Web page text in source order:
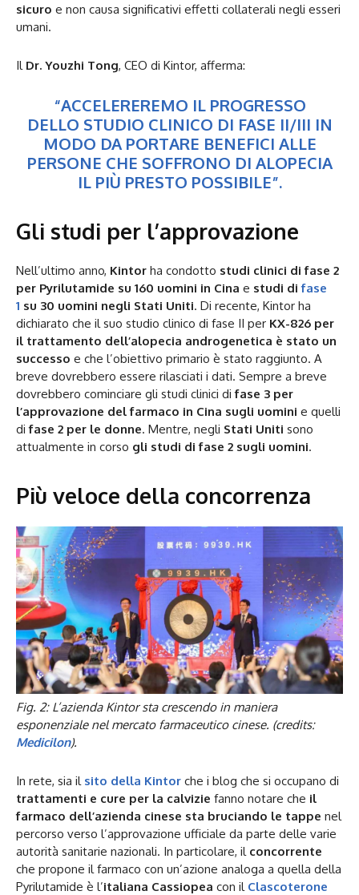
sicuro e non causa significativi effetti collaterali negli esseri
umani.
Il Dr. Youzhi Tong, CEO di Kintor, afferma:
“ACCELEREREMO IL PROGRESSO
DELLO STUDIO CLINICO DI FASE II/III IN
MODO DA PORTARE BENEFICI ALLE
PERSONE CHE SOFFRONO DI ALOPECIA
IL PIÙ PRESTO POSSIBILE”.
Gli studi per l’approvazione
Nell’ultimo anno, Kintor ha condotto studi clinici di fase 2
per Pyrilutamide su 160 uomini in Cina e studi di fase
1 su 30 uomini negli Stati Uniti. Di recente, Kintor ha
dichiarato che il suo studio clinico di fase II per KX-826 per
il trattamento dell’alopecia androgenetica è stato un
successo e che l’obiettivo primario è stato raggiunto. A
breve dovrebbero essere rilasciati i dati. Sempre a breve
dovrebbero cominciare gli studi clinici difase 3 per
l’approvazione del farmaco in Cina sugli uomini e quelli
difase 2 per le donne. Mentre, negli Stati Uniti sono
attualmente in corso gli studi di fase 2 sugli uomini.
Più veloce della concorrenza
Fig. 2: L’azienda Kintor sta crescendo in maniera
esponenziale nel mercato farmaceutico cinese. (credits:
Medicilon).
In rete, sia il sito della Kintor che i blog che si occupano di
trattamenti e cure per la calvizie fanno notare che il
farmaco dell’azienda cinese sta bruciando le tappe nel
percorso verso l’approvazione ufficiale da parte delle varie
autorità sanitarie nazionali. In particolare, il concorrente
che propone il farmaco con un’azione analoga a quella della
Pyrilutamide è l’italiana Cassiopea con il Clascoterone